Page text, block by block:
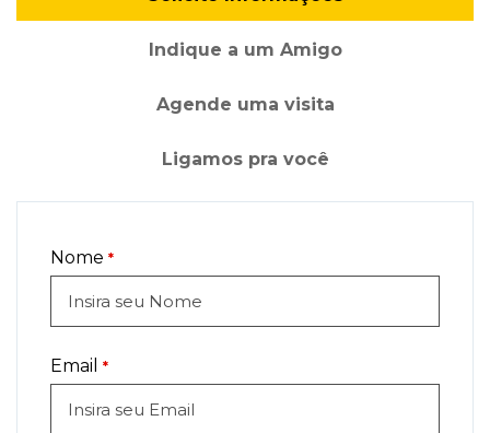
Indique a um Amigo
Agende uma visita
Ligamos pra você
Nome *
Email *